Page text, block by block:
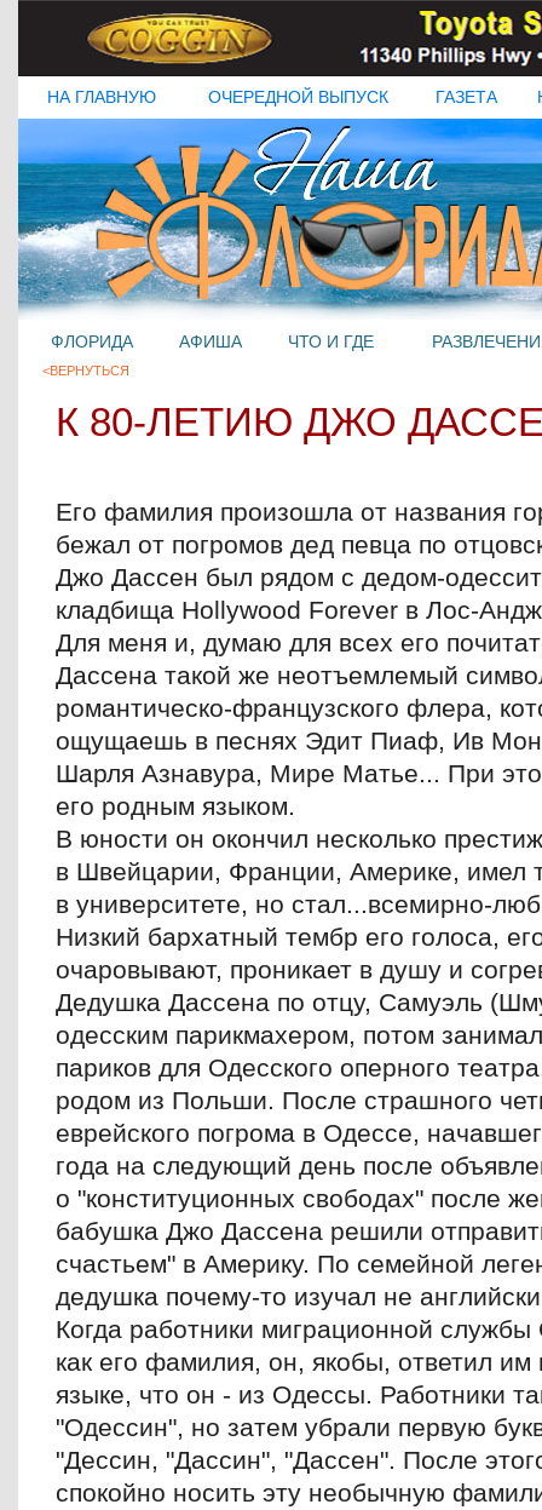
НА ГЛАВНУЮ ОЧЕРЕДНОЙ ВЫПУСК ГАЗЕТА
ФЛОРИДА АФИША ЧТО И ГДЕ
<ВЕРНУТЬСЯ
К 80-ЛЕТИЮ ДЖО
Его фамилия произошла от названия
бежал от погромов дед певца по
Джо Дассен был рядом с дедом-
кладбища Hollywood Forever в Лос-
Для меня и, думаю для всех его
Дассена такой же неотъемлемый
романтическо-французского флера,
ощущаешь в песнях Эдит Пиаф, Ив
Шарля Азнавура, Мире Матье... При
его родным языком.
В юности он окончил несколько
в Швейцарии, Франции, Америке, имел
в университете, но стал...всемирно-
Низкий бархатный тембр его голоса,
очаровывают, проникает в душу и
Дедушка Дассена по отцу, Самуэль
одесским парикмахером, потом
париков для Одесского оперного
родом из Польши. После страшного
еврейского погрома в Одессе,
года на следующий день после
о "конституционных свободах" после
бабушка Джо Дассена решили
счастьем" в Америку. По семейной
дедушка почему-то изучал не
Когда работники миграционной
как его фамилия, он, якобы, ответил
языке, что он - из Одессы. Работники
"Одессин", но затем убрали первую
"Дессин, "Дассин", "Дассен". После
спокойно носить эту необычную